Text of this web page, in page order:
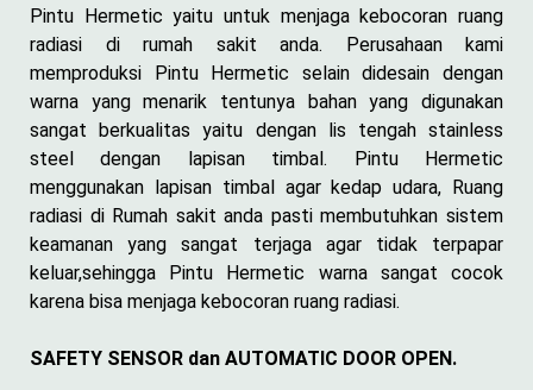
Pintu Hermetic yaitu untuk menjaga kebocoran ruang
radiasi di rumah sakit anda. Perusahaan kami
memproduksi Pintu Hermetic selain didesain dengan
warna yang menarik tentunya bahan yang digunakan
sangat berkualitas yaitu dengan lis tengah stainless
steel dengan lapisan timbal. Pintu Hermetic
menggunakan lapisan timbal agar kedap udara, Ruang
radiasi di Rumah sakit anda pasti membutuhkan sistem
keamanan yang sangat terjaga agar tidak terpapar
keluar,sehingga Pintu Hermetic warna sangat cocok
karena bisa menjaga kebocoran ruang radiasi.
SAFETY SENSOR dan AUTOMATIC DOOR OPEN.